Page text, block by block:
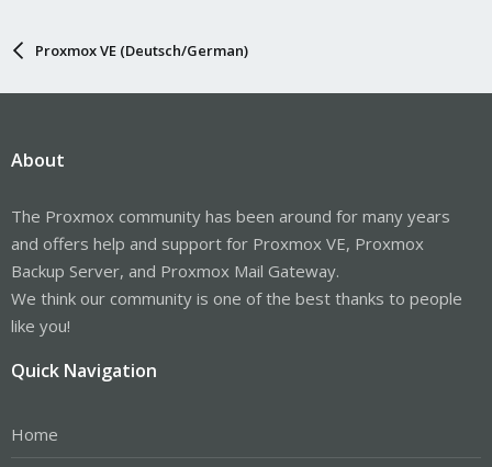
Proxmox VE (Deutsch/German)
About
The Proxmox community has been around for many years
and offers help and support for Proxmox VE, Proxmox
Backup Server, and Proxmox Mail Gateway.
We think our community is one of the best thanks to people
like you!
Quick Navigation
Home